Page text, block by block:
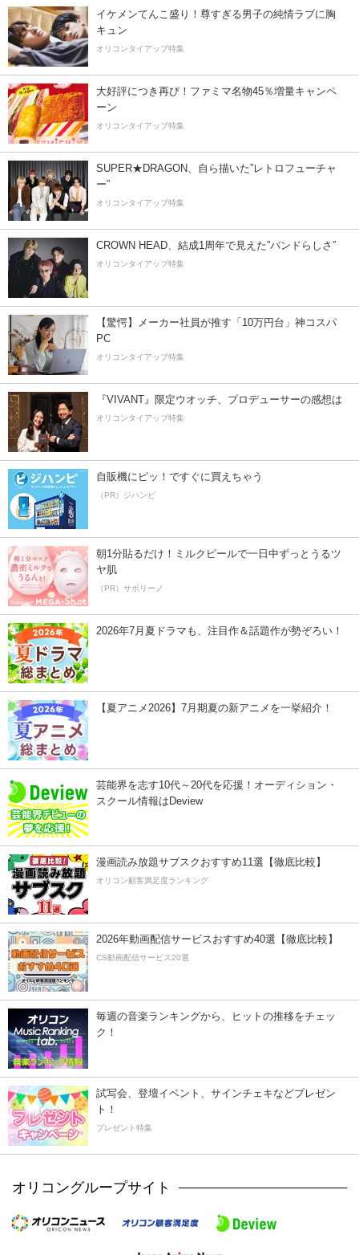
イケメンてんこ盛り！尊すぎる男子の純情ラブに胸
キュン
オリコンタイアップ特集
大好評につき再び！ファミマ名物45％増量キャンペ
ーン
オリコンタイアップ特集
SUPER★DRAGON、自ら描いた”レトロフューチャ
ー”
オリコンタイアップ特集
CROWN HEAD、結成1周年で見えた”バンドらしさ”
オリコンタイアップ特集
【驚愕】メーカー社員が推す「10万円台」神コスパ
PC
オリコンタイアップ特集
『VIVANT』限定ウオッチ、プロデューサーの感想は
オリコンタイアップ特集
自販機にピッ！ですぐに買えちゃう
（PR）ジハンピ
朝1分貼るだけ！ミルクピールで一日中ずっとうるツ
ヤ肌
（PR）サボリーノ
2026年7月夏ドラマも、注目作＆話題作が勢ぞろい！
【夏アニメ2026】7月期夏の新アニメを一挙紹介！
芸能界を志す10代～20代を応援！オーディション・
スクール情報はDeview
漫画読み放題サブスクおすすめ11選【徹底比較】
オリコン顧客満足度ランキング
2026年動画配信サービスおすすめ40選【徹底比較】
CS動画配信サービス20選
毎週の音楽ランキングから、ヒットの推移をチェッ
ク！
試写会、登壇イベント、サインチェキなどプレゼン
ト！
プレゼント特集
オリコングループサイト